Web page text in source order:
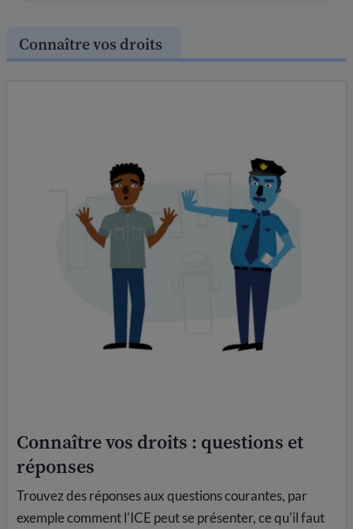
Connaître vos droits
Connaître vos droits : questions et
réponses
Trouvez des réponses aux questions courantes, par
exemple comment l'ICE peut se présenter, ce qu'il faut